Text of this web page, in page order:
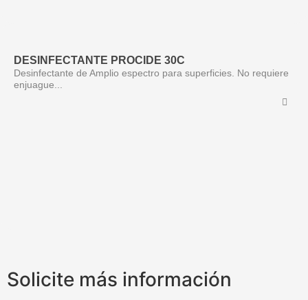
DESINFECTANTE PROCIDE 30C
Desinfectante de Amplio espectro para superficies. No requiere
enjuague...
Solicite más información